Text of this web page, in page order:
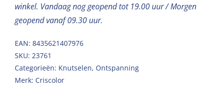
winkel. Vandaag nog geopend tot 19.00 uur / Morgen
geopend vanaf 09.30 uur.
EAN: 8435621407976
SKU: 23761
Categorieën: Knutselen, Ontspanning
Merk: Criscolor